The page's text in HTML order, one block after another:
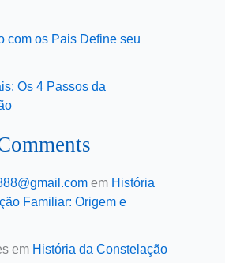
com os Pais Define seu
Os 4 Passos da
em História
Familiar: Origem e
em História da Constelação